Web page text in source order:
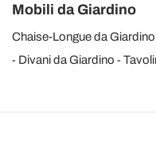
Mobili da Giardino
Chaise-Longue da Giardino
Divani da Giardino